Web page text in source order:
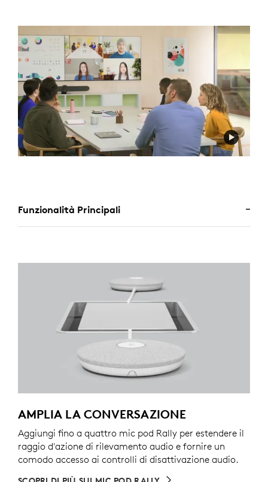
Funzionalità Principali
AMPLIA LA CONVERSAZIONE
Aggiungi fino a quattro mic pod Rally per estendere il
raggio d'azione di rilevamento audio e fornire un
comodo accesso ai controlli di disattivazione audio.